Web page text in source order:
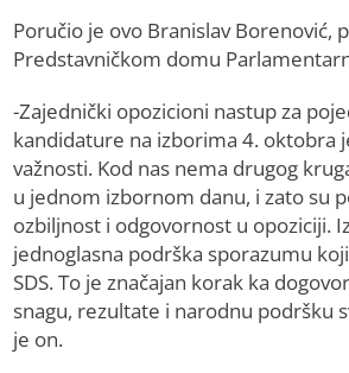
Poručio je ovo Branislav Borenović,
Predstavničkom domu
-Zajednički opozicioni nastup za
kandidature na izborima 4. oktobra
važnosti. Kod nas nema drugog
u jednom izbornom danu, i zato su
ozbiljnost i odgovornost u opoziciji.
jednoglasna podrška sporazumu
SDS. To je značajan korak ka
snagu, rezultate i narodnu podršku
je on.